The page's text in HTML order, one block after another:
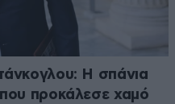
Η σπάνια
προκάλεσε χαμό